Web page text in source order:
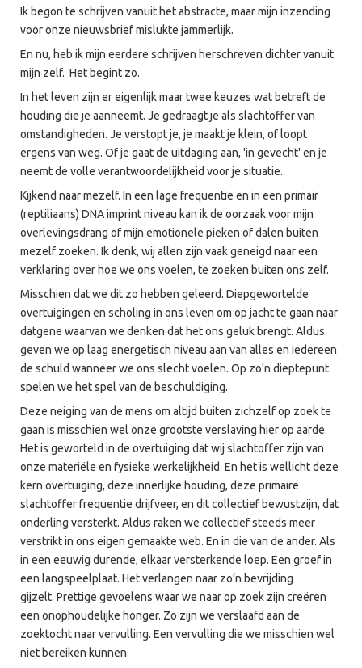
Ik begon te schrijven vanuit het abstracte, maar mijn inzending
voor onze nieuwsbrief mislukte jammerlijk.
En nu, heb ik mijn eerdere schrijven herschreven dichter vanuit
mijn zelf. Het begint zo.
In het leven zijn er eigenlijk maar twee keuzes wat betreft de
houding die je aanneemt. Je gedraagt je als slachtoffer van
omstandigheden. Je verstopt je, je maakt je klein, of loopt
ergens van weg. Of je gaat de uitdaging aan, 'in gevecht' en je
neemt de volle verantwoordelijkheid voor je situatie.
Kijkend naar mezelf. In een lage frequentie en in een primair
(reptiliaans) DNA imprint niveau kan ik de oorzaak voor mijn
overlevingsdrang of mijn emotionele pieken of dalen buiten
mezelf zoeken. Ik denk, wij allen zijn vaak geneigd naar een
verklaring over hoe we ons voelen, te zoeken buiten ons zelf.
Misschien dat we dit zo hebben geleerd. Diepgewortelde
overtuigingen en scholing in ons leven om op jacht te gaan naar
datgene waarvan we denken dat het ons geluk brengt. Aldus
geven we op laag energetisch niveau aan van alles en iedereen
de schuld wanneer we ons slecht voelen. Op zo'n dieptepunt
spelen we het spel van de beschuldiging.
Deze neiging van de mens om altijd buiten zichzelf op zoek te
gaan is misschien wel onze grootste verslaving hier op aarde.
Het is geworteld in de overtuiging dat wij slachtoffer zijn van
onze materiële en fysieke werkelijkheid. En het is wellicht deze
kern overtuiging, deze innerlijke houding, deze primaire
slachtoffer frequentie drijfveer, en dit collectief bewustzijn, dat
onderling versterkt. Aldus raken we collectief steeds meer
verstrikt in ons eigen gemaakte web. En in die van de ander. Als
in een eeuwig durende, elkaar versterkende loep. Een groef in
een langspeelplaat. Het verlangen naar zo’n bevrijding
gijzelt. Prettige gevoelens waar we naar op zoek zijn creëren
een onophoudelijke honger. Zo zijn we verslaafd aan de
zoektocht naar vervulling. Een vervulling die we misschien wel
niet bereiken kunnen.